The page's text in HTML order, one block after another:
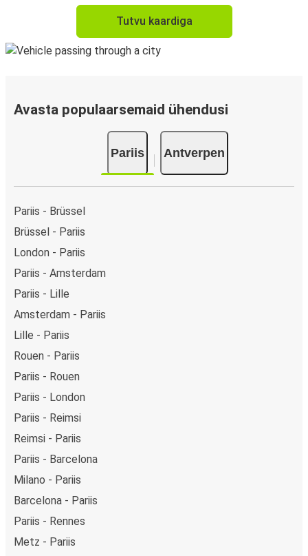
Tutvu kaardiga
Avasta populaarsemaid ühendusi
Pariis Antverpen
Pariis - Brüssel
Brüssel - Pariis
London - Pariis
Pariis - Amsterdam
Pariis - Lille
Amsterdam - Pariis
Lille - Pariis
Rouen - Pariis
Pariis - Rouen
Pariis - London
Pariis - Reimsi
Reimsi - Pariis
Pariis - Barcelona
Milano - Pariis
Barcelona - Pariis
Pariis - Rennes
Metz - Pariis